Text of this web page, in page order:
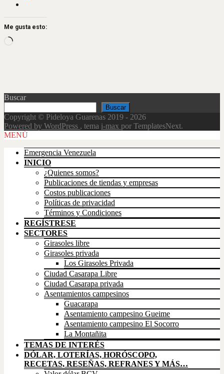
Me gusta esto:
Loading…
Buscar
Buscar
Copyright © Pideloya Guarenas 2019 - 2026
Powered by WordPress , tema i-max por TemplatesNext.
Scroll
MENÚ
Emergencia Venezuela
INICIO
¿Quienes somos?
Publicaciones de tiendas y empresas
Costos publicaciones
Políticas de privacidad
Términos y Condiciones
REGÍSTRESE
SECTORES
Girasoles libre
Girasoles privada
Los Girasoles Privada
Ciudad Casarapa Libre
Ciudad Casarapa privada
Asentamientos campesinos
Guacarapa
Asentamiento campesino Gueime
Asentamiento campesino El Socorro
La Montañita
TEMAS DE INTERÉS
DÓLAR, LOTERÍAS, HORÓSCOPO,
RECETAS, RESEÑAS, REFRANES Y MÁS…